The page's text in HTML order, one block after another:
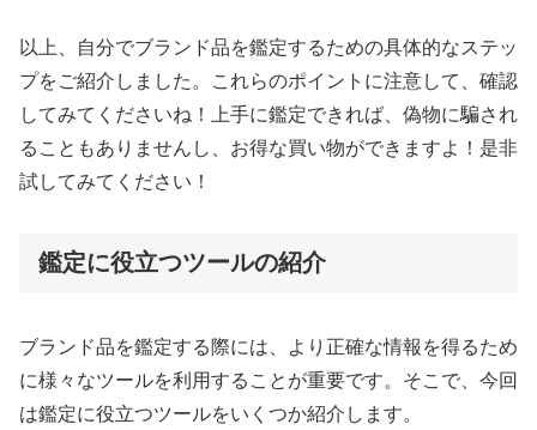
以上、自分でブランド品を鑑定するための具体的なステッ
プをご紹介しました。これらのポイントに注意して、確認
してみてくださいね！上手に鑑定できれば、偽物に騙され
ることもありませんし、お得な買い物ができますよ！是非
試してみてください！
鑑定に役立つツールの紹介
ブランド品を鑑定する際には、より正確な情報を得るため
に様々なツールを利用することが重要です。そこで、今回
は鑑定に役立つツールをいくつか紹介します。